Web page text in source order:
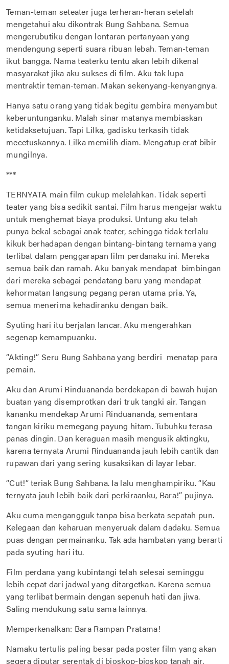
Teman-teman seteater juga terheran-heran setelah
mengetahui aku dikontrak Bung Sahbana. Semua
mengerubutiku dengan lontaran pertanyaan yang
mendengung seperti suara ribuan lebah. Teman-teman
ikut bangga. Nama teaterku tentu akan lebih dikenal
masyarakat jika aku sukses di film. Aku tak lupa
mentraktir teman-teman. Makan sekenyang-kenyangnya.
Hanya satu orang yang tidak begitu gembira menyambut
keberuntunganku. Malah sinar matanya membiaskan
ketidaksetujuan. Tapi Lilka, gadisku terkasih tidak
mecetuskannya. Lilka memilih diam. Mengatup erat bibir
mungilnya.
***
TERNYATA main film cukup melelahkan. Tidak seperti
teater yang bisa sedikit santai. Film harus mengejar waktu
untuk menghemat biaya produksi. Untung aku telah
punya bekal sebagai anak teater, sehingga tidak terlalu
kikuk berhadapan dengan bintang-bintang ternama yang
terlibat dalam penggarapan film perdanaku ini. Mereka
semua baik dan ramah. Aku banyak mendapat bimbingan
dari mereka sebagai pendatang baru yang mendapat
kehormatan langsung pegang peran utama pria. Ya,
semua menerima kehadiranku dengan baik.
Syuting hari itu berjalan lancar. Aku mengerahkan
segenap kemampuanku.
“Akting!” Seru Bung Sahbana yang berdiri menatap para
pemain.
Aku dan Arumi Rinduananda berdekapan di bawah hujan
buatan yang disemprotkan dari truk tangki air. Tangan
kananku mendekap Arumi Rinduananda, sementara
tangan kiriku memegang payung hitam. Tubuhku terasa
panas dingin. Dan keraguan masih mengusik aktingku,
karena ternyata Arumi Rinduananda jauh lebih cantik dan
rupawan dari yang sering kusaksikan di layar lebar.
“Cut!” teriak Bung Sahbana. Ia lalu menghampiriku. “Kau
ternyata jauh lebih baik dari perkiraanku, Bara!” pujinya.
Aku cuma mengangguk tanpa bisa berkata sepatah pun.
Kelegaan dan keharuan menyeruak dalam dadaku. Semua
puas dengan permainanku. Tak ada hambatan yang berarti
pada syuting hari itu.
Film perdana yang kubintangi telah selesai seminggu
lebih cepat dari jadwal yang ditargetkan. Karena semua
yang terlibat bermain dengan sepenuh hati dan jiwa.
Saling mendukung satu sama lainnya.
Memperkenalkan: Bara Rampan Pratama!
Namaku tertulis paling besar pada poster film yang akan
segera diputar serentak di bioskop-bioskop tanah air.